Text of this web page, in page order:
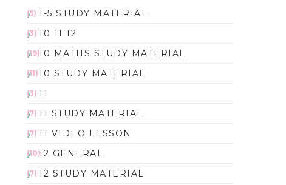
1-5 STUDY MATERIAL
(5)
10 11 12
(3)
10 MATHS STUDY MATERIAL
(19)
10 STUDY MATERIAL
(11)
11
(3)
11 STUDY MATERIAL
(7)
11 VIDEO LESSON
(7)
12 GENERAL
(10)
12 STUDY MATERIAL
(7)